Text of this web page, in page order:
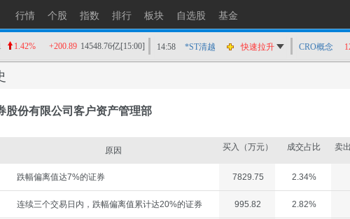
行情 个股 指数 排行 板块 自选股 基金
1.42% +200.89 14548.76亿[15:00] 14:58 *ST清越
快速拉升
跌停
14:54
永安药业
快速拉升
CRO概念
股份有限公司客户资产管理部
原因 买入（万元） 成交占比 卖
跌幅偏离值达7%的证券 7829.75 2.34%
连续三个交易日内，跌幅偏离值累计达20%的证券 995.82 2.82%